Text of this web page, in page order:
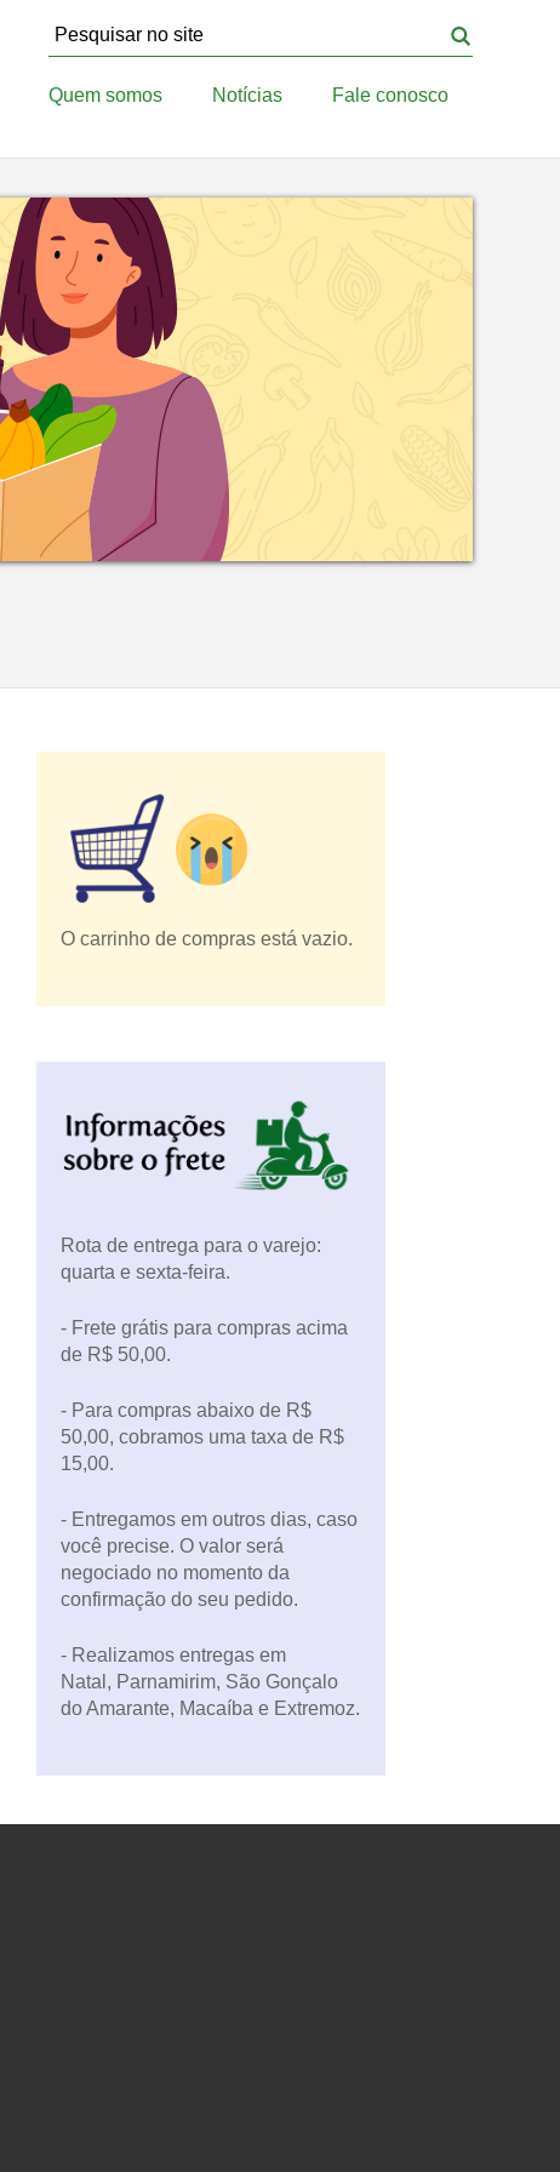
Quem somos Notícias Fale conosco
O carrinho de compras está vazio.
Rota de entrega para o varejo:
quarta e sexta-feira.
- Frete grátis para compras acima
de R$ 50,00.
- Para compras abaixo de R$
50,00, cobramos uma taxa de R$
15,00.
- Entregamos em outros dias, caso
você precise. O valor será
negociado no momento da
confirmação do seu pedido.
- Realizamos entregas em
Natal, Parnamirim, São Gonçalo
do Amarante, Macaíba e Extremoz.